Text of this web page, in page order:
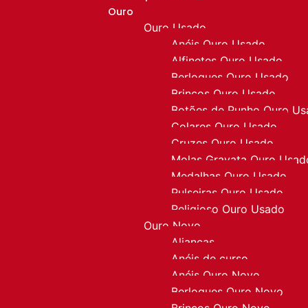
Ouro
Ouro Usado
Anéis Ouro Usado
Alfinetes Ouro Usado
Berloques Ouro Usado
Brincos Ouro Usado
Botões de Punho Ouro
Colares Ouro Usado
Cruzes Ouro Usado
Molas Gravata Ouro
Medalhas Ouro Usado
Pulseiras Ouro Usado
Religioso Ouro Usado
Ouro Novo
Alianças
Anéis de curso
Anéis Ouro Novo
Berloques Ouro Novo